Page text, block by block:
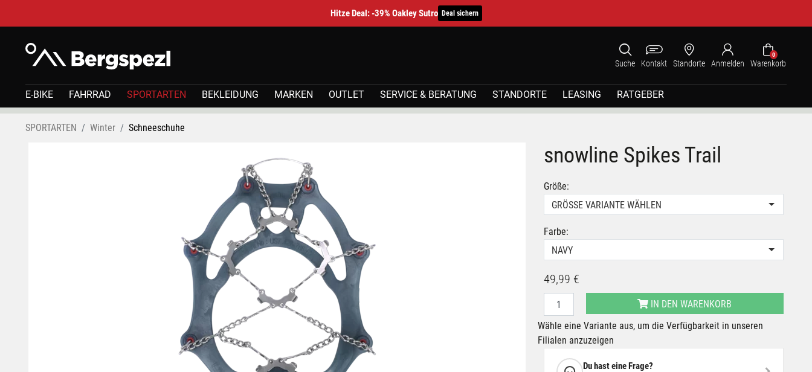
Hitze Deal: -39% Oakley Sutro Deal sichern
Suche Kontakt Standorte Anmelden
0
Warenkorb
E-BIKE FAHRRAD SPORTARTEN BEKLEIDUNG MARKEN OUTLET SERVICE & BERATUNG STANDORTE LEASING RATGEBER
SPORTARTEN Winter Schneeschuhe
snowline Spikes Trail
Größe:
GRÖSSE VARIANTE WÄHLEN
Farbe:
NAVY
49,99 €
IN DEN WARENKORB
Wähle eine Variante aus, um die Verfügbarkeit in unseren
Filialen anzuzeigen
Du hast eine Frage?